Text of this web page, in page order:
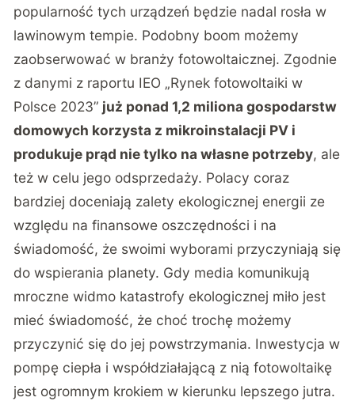
popularność tych urządzeń będzie nadal rosła w
lawinowym tempie. Podobny boom możemy
zaobserwować w branży fotowoltaicznej. Zgodnie
z danymi z raportu IEO „Rynek fotowoltaiki w
Polsce 2023” już ponad 1,2 miliona gospodarstw
domowych korzysta z mikroinstalacji PV i
produkuje prąd nie tylko na własne potrzeby, ale
też w celu jego odsprzedaży. Polacy coraz
bardziej doceniają zalety ekologicznej energii ze
względu na finansowe oszczędności i na
świadomość, że swoimi wyborami przyczyniają się
do wspierania planety. Gdy media komunikują
mroczne widmo katastrofy ekologicznej miło jest
mieć świadomość, że choć trochę możemy
przyczynić się do jej powstrzymania. Inwestycja w
pompę ciepła i współdziałającą z nią fotowoltaikę
jest ogromnym krokiem w kierunku lepszego jutra.